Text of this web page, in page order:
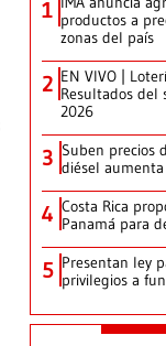
1 productos a
zonas del país
2 EN VIVO |
Resultados del
2026
3 Suben precios
diésel
4 Costa Rica
Panamá para
5 Presentan ley
privilegios a